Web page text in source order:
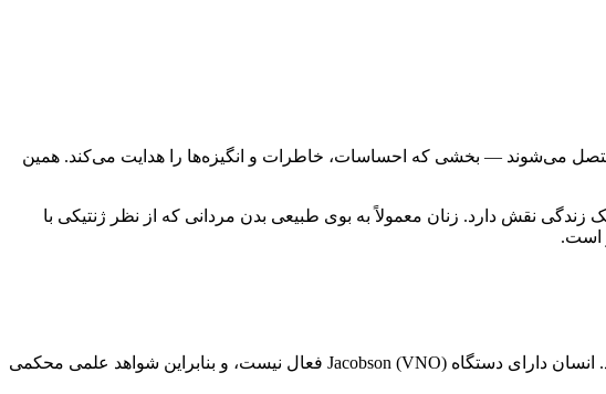
متصل می‌شوند — بخشی که احساسات، خاطرات و انگیزه‌ها را هدایت می‌کند. همین
نقش دارد. زنان معمولاً به بوی طبیعی بدن مردانی که از نظر ژنتیکی با
فرومون‌ها در حیوانات نقش شیمیایی جذب جنسی را ایفا می‌کنند، اما در انسان این موضوع هنوز در هاله‌ای از ابهام قرار دارد. انسان دارای دستگاه Jacobson (VNO) فعال نیست، و بنابراین شواهد علمی محکمی